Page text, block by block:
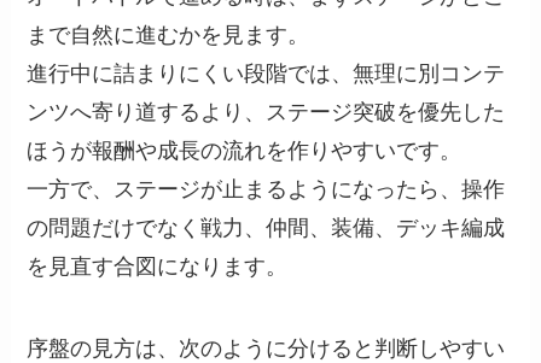
まで自然に進むかを見ます。
進行中に詰まりにくい段階では、無理に別コンテ
ンツへ寄り道するより、ステージ突破を優先した
ほうが報酬や成長の流れを作りやすいです。
一方で、ステージが止まるようになったら、操作
の問題だけでなく戦力、仲間、装備、デッキ編成
を見直す合図になります。
序盤の見方は、次のように分けると判断しやすい